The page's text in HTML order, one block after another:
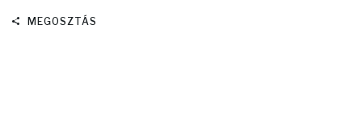
MEGOSZTÁS